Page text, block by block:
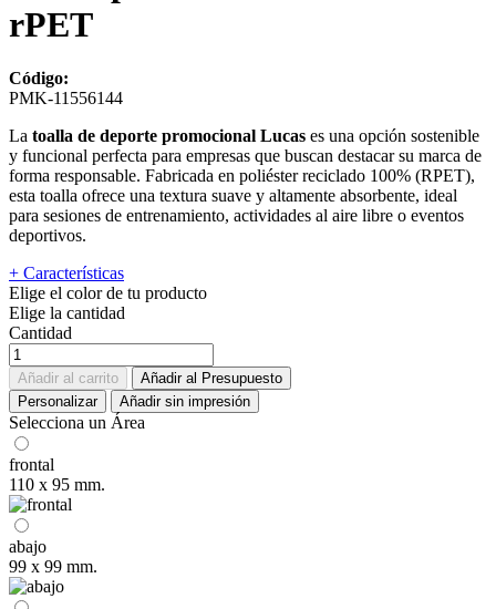
rPET
Código:
PMK-11556144
La toalla de deporte promocional Lucas es una opción sostenible
y funcional perfecta para empresas que buscan destacar su marca de
forma responsable. Fabricada en poliéster reciclado 100% (RPET),
esta toalla ofrece una textura suave y altamente absorbente, ideal
para sesiones de entrenamiento, actividades al aire libre o eventos
deportivos.
+ Características
Elige el color de tu producto
Elige la cantidad
Cantidad
Añadir al carrito
Añadir al Presupuesto
Personalizar
Añadir sin impresión
Selecciona un Área
frontal
110 x 95 mm.
abajo
99 x 99 mm.